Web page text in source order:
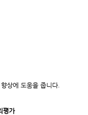
상에 도움을 줍니다
평가